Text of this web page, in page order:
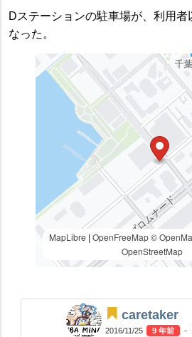
Dステーションの駐車場が、利用者
なった。
MapLibre | OpenFreeMap ©
OpenStreetMap
caretaker
2016/11/25 9 年前 -